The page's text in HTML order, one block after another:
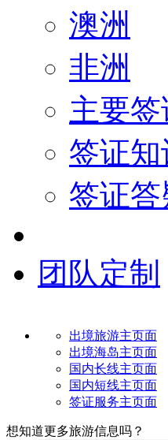
澳洲
非洲
主要
签证知
签证
团队定制
出境旅游主页面
出境海岛主页面
国内长线主页面
国内短线主页面
签证服务主页面
想知道更多旅游信息吗？